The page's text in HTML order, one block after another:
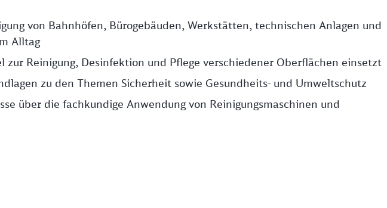
von Bahnhöfen, Bürogebäuden, Werkstätten, technischen Anlagen und
Alltag
zur Reinigung, Desinfektion und Pflege verschiedener Oberflächen einsetzt
zu den Themen Sicherheit sowie Gesundheits- und Umweltschutz
über die fachkundige Anwendung von Reinigungsmaschinen und